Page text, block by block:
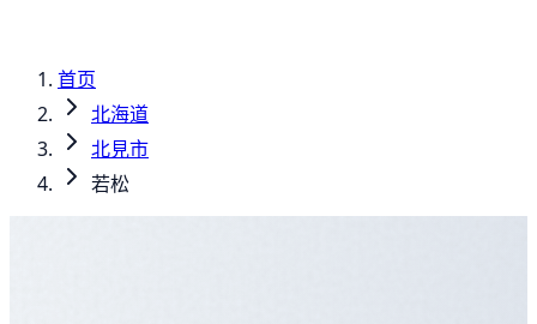
首页
北海道
北見市
若松